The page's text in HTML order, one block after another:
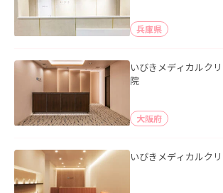
兵庫県
いびきメディカルク
院
大阪府
いびきメディカルク